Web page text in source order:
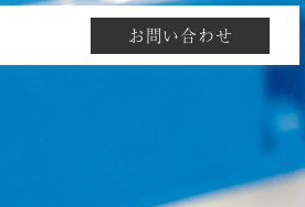
お問い合わせ